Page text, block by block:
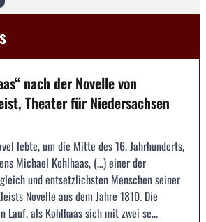
nach der Novelle von
Theater für Niedersachsen
lebte, um die Mitte des 16. Jahrhunderts,
Michael Kohlhaas, (…) einer der
und entsetzlichsten Menschen seiner
Novelle aus dem Jahre 1810. Die
Lauf, als Kohlhaas sich mit zwei se...